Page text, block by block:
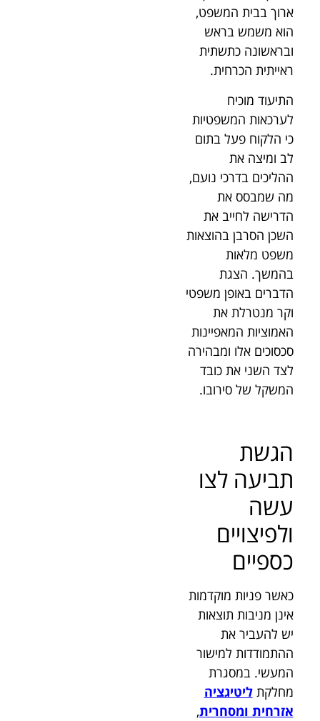
ארוך בבית המשפט,
הוא משמש בראש
ובראשונה כתשתית
ראייתית הכרחית.
התיעוד מוכיח
לערכאות המשפטיות
כי הלקוח פעל בתום
לב ומיצה את
ההליכים בדרכי נועם,
מה שמבסס את
הדרישה לחייב את
השכן הסרבן בהוצאות
משפט מלאות
בהמשך. הצגת
הדברים באופן משפטי
וקר מנטרלת את
האמוציות המאפיינות
סכסוכים אלו ומבהירה
לצד השני את כובד
המשקל של סירובו.
הגשת
תביעה לצו
עשה
ולפיצויים
כספיים
כאשר פניות מוקדמות
אינן מניבות תוצאות
יש להעביר את
ההתמודדות למישור
המעשי. במסגרת
מחלקתליטיגציה
אזרחית ומסחרית,